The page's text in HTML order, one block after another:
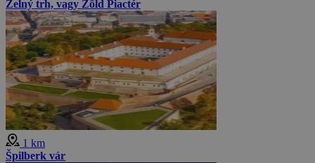
Zelný trh, vagy Zöld Piactér
1 km
Špilberk vár